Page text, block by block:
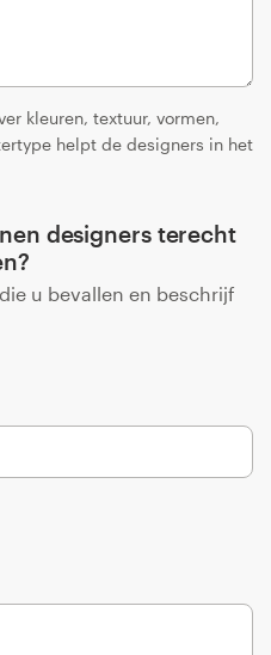
kleuren, textuur, vormen,
helpt de designers in het
designers terecht
u bevallen en beschrijf